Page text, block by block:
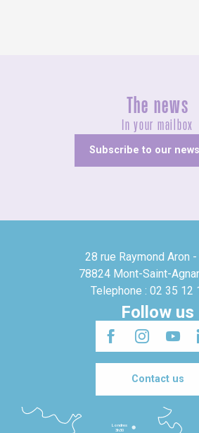
The news
In your mailbox
Subscribe to our
28 rue Raymond Aron
78824 Mont-Saint-
Telephone : 02 35 12
Follow us
Contact us
Londres
3h30